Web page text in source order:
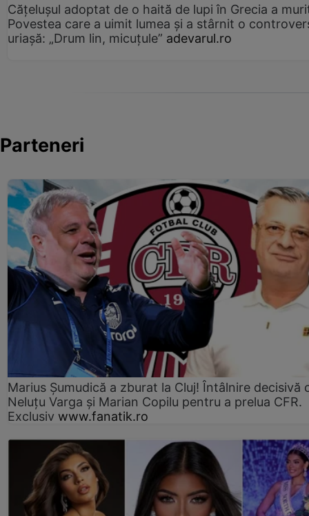
Cățelușul adoptat de o haită de lupi în Grecia a
Povestea care a uimit lumea și a stârnit o
uriașă: „Drum lin, micuțule” adevarul.ro
Parteneri
Marius Şumudică a zburat la Cluj! Întâlnire decisivă
Neluţu Varga şi Marian Copilu pentru a prelua CFR.
Exclusiv www.fanatik.ro